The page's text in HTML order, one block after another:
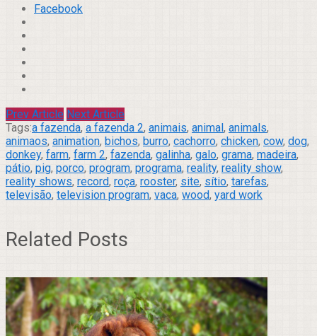
Compartilhar
Facebook
Prev Article Next Article
Tags:a fazenda, a fazenda 2, animais, animal, animals,
animaos, animation, bichos, burro, cachorro, chicken, cow, dog,
donkey, farm, farm 2, fazenda, galinha, galo, grama, madeira,
pátio, pig, porco, program, programa, reality, reality show,
reality shows, record, roça, rooster, site, sítio, tarefas,
televisão, television program, vaca, wood, yard work
Related Posts